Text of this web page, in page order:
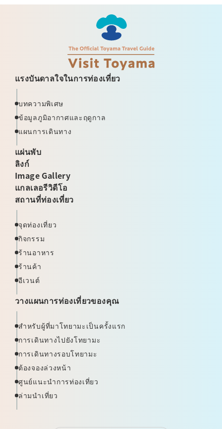
แรงบันดาลใจในการท่องเที่ยว
บทความพิเศษ
ข้อมูลภูมิอากาศและฤดูกาล
แผนการเดินทาง
แผ่นพับ
ลิงก์
Image Gallery
แกลเลอรีวิดีโอ
สถานที่ท่องเที่ยว
จุดท่องเที่ยว
กิจกรรม
ร้านอาหาร
ร้านค้า
อีเวนต์
วางแผนการท่องเที่ยวของคุณ
สำหรับผู้ที่มาโทยามะเป็นครั้งแรก
การเดินทางไปยังโทยามะ
การเดินทางรอบโทยามะ
ต้องจองล่วงหน้า
ศูนย์แนะนำการท่องเที่ยว
ล่ามนำเที่ยว